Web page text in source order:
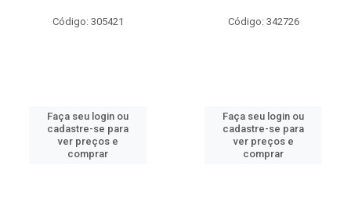
Código: 305421
Faça seu login ou
cadastre-se para
ver preços e
comprar
Código: 342726
Faça seu login ou
cadastre-se para
ver preços e
comprar